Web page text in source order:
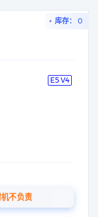
库存： 0
E5 V4
不负责